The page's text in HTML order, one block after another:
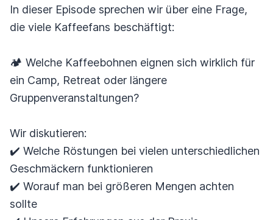
In dieser Episode sprechen wir über eine Frage,
die viele Kaffeefans beschäftigt:
🏕️ Welche Kaffeebohnen eignen sich wirklich für
ein Camp, Retreat oder längere
Gruppenveranstaltungen?
Wir diskutieren:
✔️ Welche Röstungen bei vielen unterschiedlichen
Geschmäckern funktionieren
✔️ Worauf man bei größeren Mengen achten
sollte